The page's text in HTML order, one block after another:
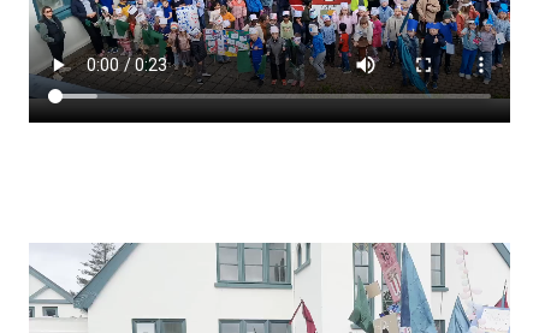
Náms- og kennsluáætlanir
Námsráðgjafi
Stundaskrár
Valgreinar